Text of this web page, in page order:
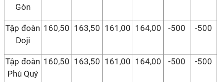
Gòn
Tập đoàn
Doji
160,50 163,50 161,00 164,00 -500 -500
Tập đoàn
Phú Quý
160,50 163,50 161,00 164,00 -500 -500